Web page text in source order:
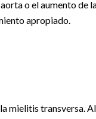
o el aumento de
apropiado.
mielitis transversa.